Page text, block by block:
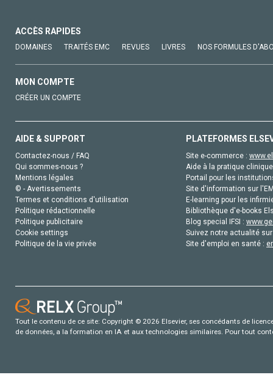
ACCÈS RAPIDES
DOMAINES TRAITÉS EMC REVUES LIVRES NOS FORMULES
MON COMPTE
CRÉER UN COMPTE
AIDE & SUPPORT
Contactez-nous / FAQ
Qui sommes-nous ?
Mentions légales
© - Avertissements
Termes et conditions d'utilisation
Politique rédactionnelle
Politique publicitaire
Cookie settings
Politique de la vie privée
PLATEFORMES
Site e-commerce :
Aide à la pratique
Portail pour les
Site d'information sur
E-learning pour les
Bibliothèque d'e-books
Blog special IFSI :
Suivez notre actualité
Site d'emploi en santé :
Tout le contenu de ce site: Copyright © 2026 Elsevier, ses concédants de
de données, a la formation en IA et aux technologies similaires. Pour tout